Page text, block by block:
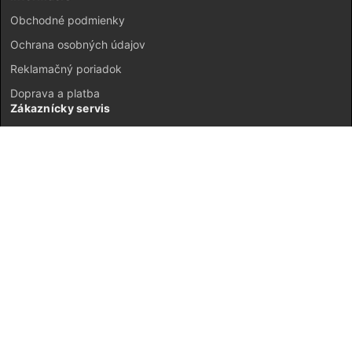
Obchodné podmienky
Ochrana osobných údajov
Reklamačný poriadok
Doprava a platba
Zákaznícky servis